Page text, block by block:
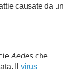
causate da un
Aedes che
Il virus